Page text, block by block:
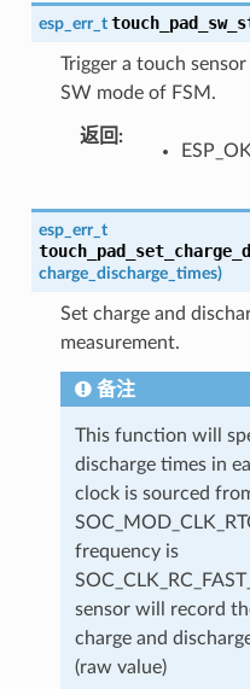
esp_err_t
Trigger a touch
SW mode of FSM.
返回
esp_err_t
charge_discharge_times)
Set charge and
measurement.
备注
This function will
discharge times in
clock is sourced
frequency is
sensor will record
charge and
(raw value)